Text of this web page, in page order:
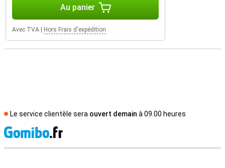
Au panier
Avec TVA Hors Frais d'expédition
Le service clientèle sera ouvert demain à 09.00 heures